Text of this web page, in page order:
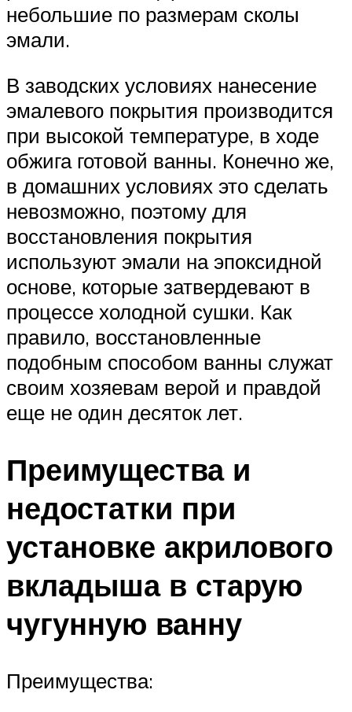
небольшие по размерам сколы
эмали.
В заводских условиях нанесение
эмалевого покрытия производится
при высокой температуре, в ходе
обжига готовой ванны. Конечно же,
в домашних условиях это сделать
невозможно, поэтому для
восстановления покрытия
используют эмали на эпоксидной
основе, которые затвердевают в
процессе холодной сушки. Как
правило, восстановленные
подобным способом ванны служат
своим хозяевам верой и правдой
еще не один десяток лет.
Преимущества и
недостатки при
установке акрилового
вкладыша в старую
чугунную ванну
Преимущества: